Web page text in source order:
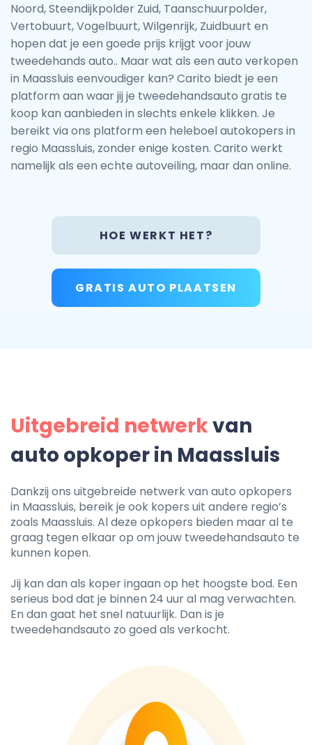
Noord, Steendijkpolder Zuid, Taanschuurpolder,
Vertobuurt, Vogelbuurt, Wilgenrijk, Zuidbuurt en
hopen dat je een goede prijs krijgt voor jouw
tweedehands auto.. Maar wat als een auto verkopen
in Maassluis eenvoudiger kan? Carito biedt je een
platform aan waar jij je tweedehandsauto gratis te
koop kan aanbieden in slechts enkele klikken. Je
bereikt via ons platform een heleboel autokopers in
regio Maassluis, zonder enige kosten. Carito werkt
namelijk als een echte autoveiling, maar dan online.
HOE WERKT HET?
GRATIS AUTO PLAATSEN
Uitgebreid netwerkvan
auto opkoper in Maassluis
Dankzij ons uitgebreide netwerk van auto opkopers
in Maassluis, bereik je ook kopers uit andere regio’s
zoals Maassluis. Al deze opkopers bieden maar al te
graag tegen elkaar op om jouw tweedehandsauto te
kunnen kopen.
Jij kan dan als koper ingaan op het hoogste bod. Een
serieus bod dat je binnen 24 uur al mag verwachten.
En dan gaat het snel natuurlijk. Dan is je
tweedehandsauto zo goed als verkocht.